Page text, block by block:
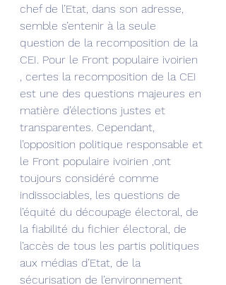
chef de l’Etat, dans son adresse,
semble s’entenir à la seule
question de la recomposition de la
CEI. Pour le Front populaire ivoirien
, certes la recomposition de la CEI
est une des questions majeures en
matière d’élections justes et
transparentes. Cependant,
l’opposition politique responsable et
le Front populaire ivoirien ,ont
toujours considéré comme
indissociables, les questions de
l’équité du découpage électoral, de
la fiabilité du fichier électoral, de
l’accès de tous les partis politiques
aux médias d’Etat, de la
sécurisation de l’environnement